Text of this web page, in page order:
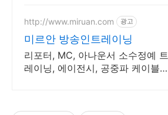
http://www.miruan.com 광고
미르안 방송인트레이닝
리포터, MC, 아나운서 소수정예 트
레이닝, 에이전시, 공중파 케이블